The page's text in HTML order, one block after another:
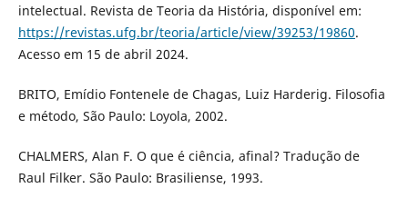
intelectual. Revista de Teoria da História, disponível em:
https://revistas.ufg.br/teoria/article/view/39253/19860.
Acesso em 15 de abril 2024.
BRITO, Emídio Fontenele de Chagas, Luiz Harderig. Filosofia
e método, São Paulo: Loyola, 2002.
CHALMERS, Alan F. O que é ciência, afinal? Tradução de
Raul Filker. São Paulo: Brasiliense, 1993.